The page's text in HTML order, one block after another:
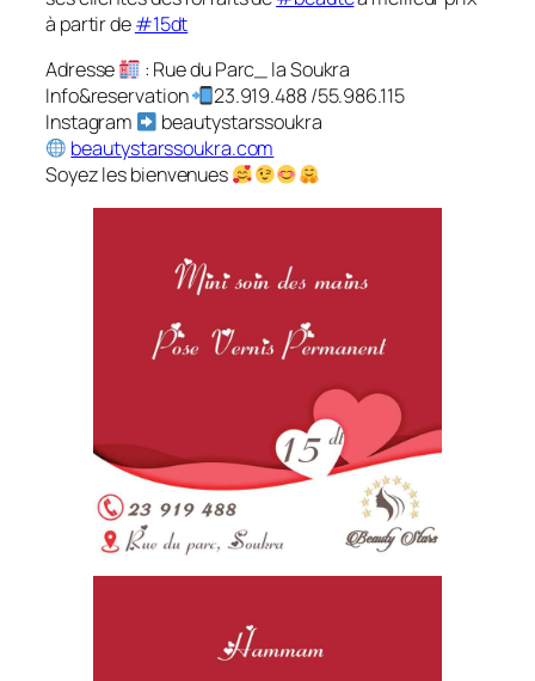
à partir de#15dt
Adresse
: Rue du Parc_ la Soukra
Info&reservation
23.919.488 /55.986.115
Instagram
beautystarssoukra
beautystarssoukra.com
Soyez les bienvenues